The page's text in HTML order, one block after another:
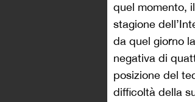
quel momento,
stagione
da quel giorno
negativa di
posizione del
difficoltà della